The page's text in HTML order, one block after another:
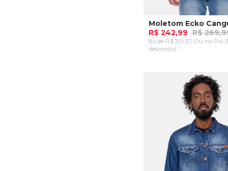
R$ 242,99 R$
8x de R$ 30,37 Ou no Pix
desconto)
ADICIONAR AO